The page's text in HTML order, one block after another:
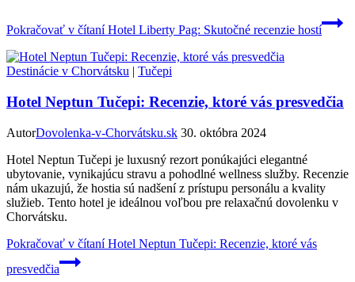
Pokračovať v čítaníHotel Liberty Pag: Skutočné recenzie hostí
Destinácie v Chorvátsku | Tučepi
Hotel Neptun Tučepi: Recenzie, ktoré vás presvedčia
AutorDovolenka-v-Chorvátsku.sk 30. októbra 2024
Hotel Neptun Tučepi je luxusný rezort ponúkajúci elegantné
ubytovanie, vynikajúcu stravu a pohodlné wellness služby. Recenzie
nám ukazujú, že hostia sú nadšení z prístupu personálu a kvality
služieb. Tento hotel je ideálnou voľbou pre relaxačnú dovolenku v
Chorvátsku.
Pokračovať v čítaníHotel Neptun Tučepi: Recenzie, ktoré vás
presvedčia